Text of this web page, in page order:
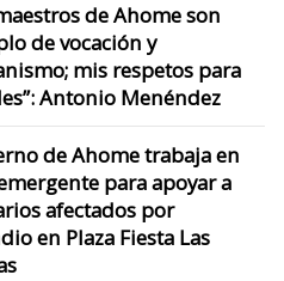
de Ahome son
de vocación y
mis respetos para
Antonio Menéndez
de Ahome trabaja en
para apoyar a
afectados por
en Plaza Fiesta Las